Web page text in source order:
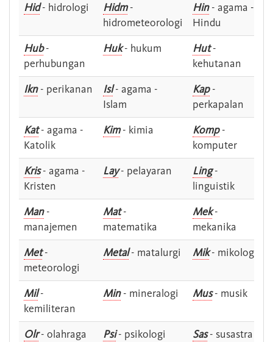
Hid- hidrologi Hidm-
hidrometeorologi
Hin- agama -
Hindu
Hub-
perhubungan
Huk- hukum Hut-
kehutanan
Ikn- perikanan Isl- agama -
Islam
Kap-
perkapalan
Kat- agama -
Katolik
Kim- kimia Komp-
komputer
Kris- agama -
Kristen
Lay- pelayaran Ling-
linguistik
Man-
manajemen
Mat-
matematika
Mek-
mekanika
Met-
meteorologi
Metal- matalurgi Mik- mikologi
Mil-
kemiliteran
Min- mineralogi Mus- musik
Olr- olahraga Psi- psikologi Sas- susastra -